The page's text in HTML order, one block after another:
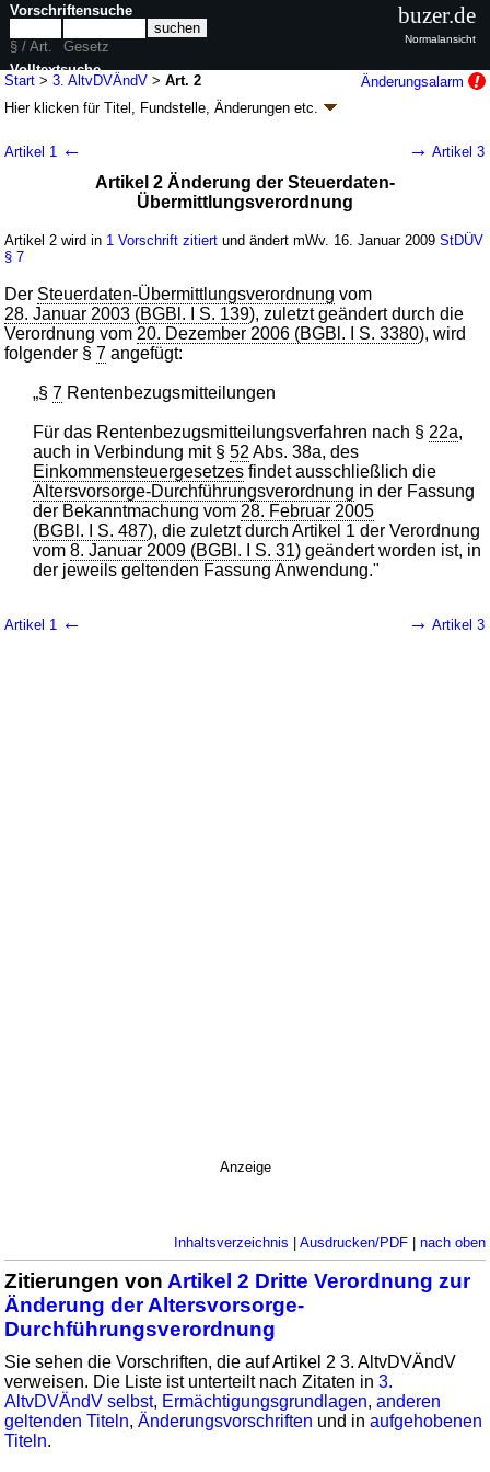
Start >3. AltvDVÄndV >Art. 2
Änderungsalarm
Hier klicken fürTitel, Fundstelle, Änderungen etc.
Altersvorsorge-Durchführungsverordnung (3.
AltvDVÄndVk.a.Abk.)
2 Änderungen | Drucksachen / Entwurf / Begründung |
wird in 3 Vorschriften zitiert
Artikel 1 ← → Artikel 3
Artikel 2 Änderung der Steuerdaten-
Übermittlungsverordnung
Artikel 2 wird in 1 Vorschrift zitiert und ändert mWv. 16. Januar 2009StDÜV
§ 7
Der Steuerdaten-Übermittlungsverordnung vom
28. Januar 2003 (BGBl. I S. 139), zuletzt geändert durch die
Verordnung vom 20. Dezember 2006 (BGBl. I S. 3380), wird
folgender §7 angefügt:
„§7 Rentenbezugsmitteilungen
Für das Rentenbezugsmitteilungsverfahren nach § 22a,
auch in Verbindung mit §52 Abs. 38a, des
Einkommensteuergesetzes findet ausschließlich die
Altersvorsorge-Durchführungsverordnung in der Fassung
der Bekanntmachung vom 28. Februar 2005
(BGBl. I S. 487), die zuletzt durch Artikel 1 der Verordnung
vom8. Januar 2009 (BGBl. I S. 31) geändert worden ist, in
der jeweils geltenden Fassung Anwendung."
Artikel 1 ← → Artikel 3
Anzeige
Inhaltsverzeichnis | Ausdrucken/PDF| nach oben
Zitierungen von Artikel 2 Dritte Verordnung zur
Änderung der Altersvorsorge-
Durchführungsverordnung
Sie sehen die Vorschriften, die auf Artikel 2 3. AltvDVÄndV
verweisen. Die Liste ist unterteilt nach Zitaten in3.
AltvDVÄndV selbst, Ermächtigungsgrundlagen,anderen
geltenden Titeln,Änderungsvorschriften und inaufgehobenen
Titeln.
Vorschriftensuche
§ / Art.
Gesetz
Volltextsuche
nur in 3. AltvDVÄndV
buzer.de
Normalansicht